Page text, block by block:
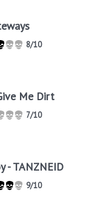
8/10
Me Dirt
7/10
- TANZNEID
9/10